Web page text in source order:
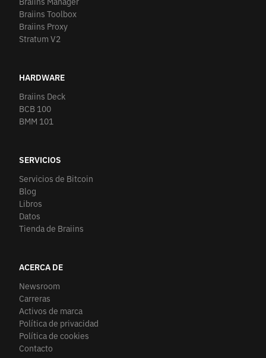
Braiins Toolbox
Braiins Proxy
Stratum V2
HARDWARE
Braiins Deck
BCB 100
BMM 101
SERVICIOS
Servicios de Bitcoin
Blog
Libros
Datos
Tienda de Braiins
ACERCA DE
Newsroom
Carreras
Activos de marca
Política de privacidad
Política de cookies
Contacto